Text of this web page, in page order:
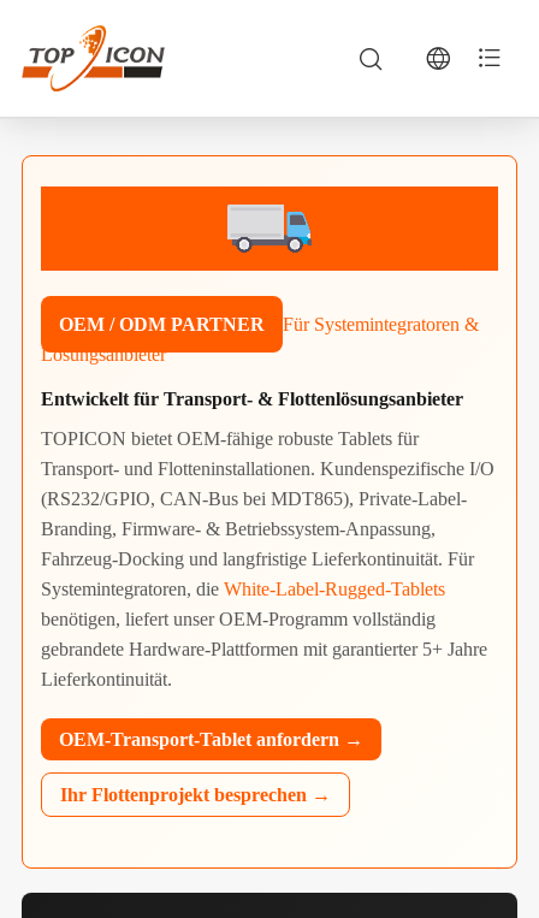
OEM / ODM PARTNER
Für Systemintegratoren &
Lösungsanbieter
Entwickelt für Transport- & Flottenlösungsanbieter
TOPICON bietet OEM-fähige robuste Tablets für
Transport- und Flotteninstallationen. Kundenspezifische I/O
(RS232/GPIO, CAN-Bus bei MDT865), Private-Label-
Branding, Firmware- & Betriebssystem-Anpassung,
Fahrzeug-Docking und langfristige Lieferkontinuität. Für
Systemintegratoren, die White-Label-Rugged-Tablets
benötigen, liefert unser OEM-Programm vollständig
gebrandete Hardware-Plattformen mit garantierter 5+ Jahre
Lieferkontinuität.
OEM-Transport-Tablet anfordern →
Ihr Flottenprojekt besprechen →